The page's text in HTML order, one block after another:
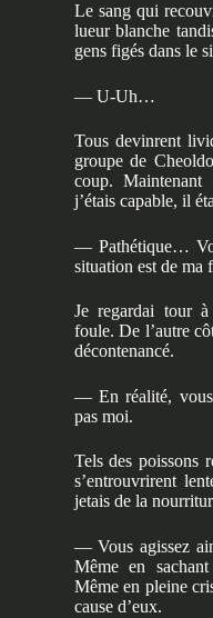
Le sang qui
lueur blanche
gens figés dans le
— U-Uh…
Tous devinrent
groupe de
coup.
j’étais capable, il
— Pathétique…
situation est de ma
Je regardai tour
foule. De l’autre
décontenancé.
— En réalité, vous
pas moi.
Tels des poissons
s’entrouvrirent
jetais de la
— Vous agissez
Même en
Même en pleine
cause d’eux.